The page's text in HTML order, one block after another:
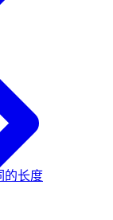
的长度